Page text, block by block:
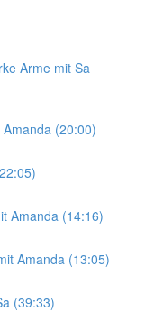
Arme mit Sa
(20:00)
Amanda (14:16)
Amanda (13:05)
(39:33)